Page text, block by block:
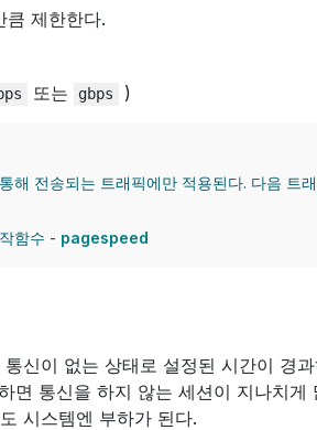
큼 제한한다.
또는 gbps )
해 전송되는 트래픽에만 적용된다. 다음 트
함수 - pagespeed
신이 없는 상태로 설정된 시간이 경
면 통신을 하지 않는 세션이 지나치게
시스템엔 부하가 된다.